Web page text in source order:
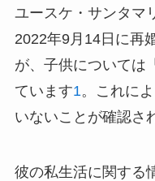
ユースケ・サンタマ
2022年9月14日に再
が、子供については
ています1。これに
いないことが確認さ
彼の私生活に関する